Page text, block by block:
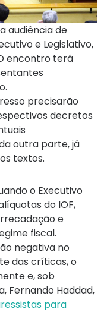
audiência de
e Legislativo,
encontro terá
precisarão
decretos
outra parte, já
textos.
o Executivo
do IOF,
e
fiscal.
negativa no
das críticas, o
e, sob
Fernando Haddad,
para